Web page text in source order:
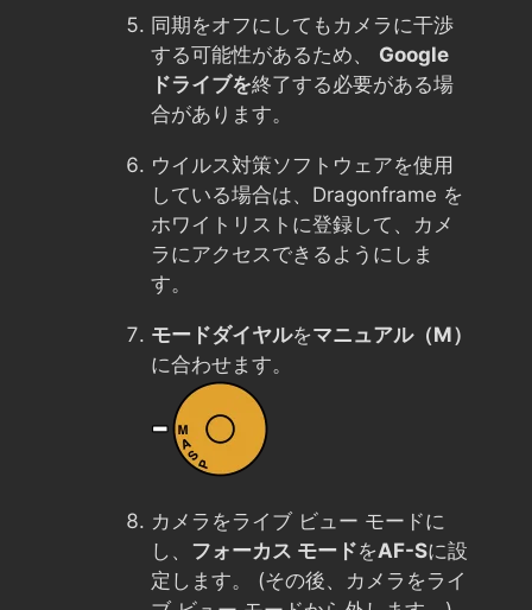
同期をオフにしてもカメラに干渉
する可能性があるため、 Google
ドライブを終了する必要がある場
合があります。
ウイルス対策ソフトウェアを使用
している場合は、Dragonframe を
ホワイトリストに登録して、カメ
ラにアクセスできるようにしま
す。
モードダイヤルをマニュアル（M）
に合わせます。
カメラをライブ ビュー モードに
し、 フォーカス モードをAF-Sに設
定します。 (その後、カメラをライ